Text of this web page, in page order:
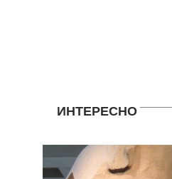
ИНТЕРЕСНО